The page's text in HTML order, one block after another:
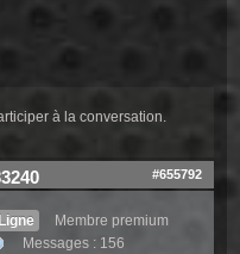
à la conversation.
#655792
Membre premium
Messages : 156